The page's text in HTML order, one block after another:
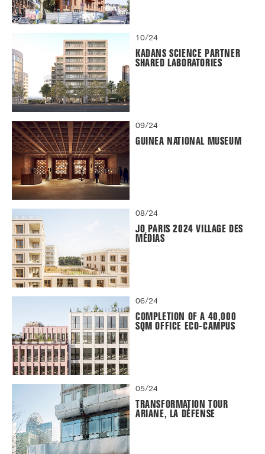
10/24
KADANS SCIENCE PARTNER
SHARED LABORATORIES
09/24
GUINEA NATIONAL MUSEUM
08/24
JO PARIS 2024 VILLAGE DES
MÉDIAS
06/24
COMPLETION OF A 40,000
SQM OFFICE ECO-CAMPUS
05/24
TRANSFORMATION TOUR
ARIANE, LA DÉFENSE